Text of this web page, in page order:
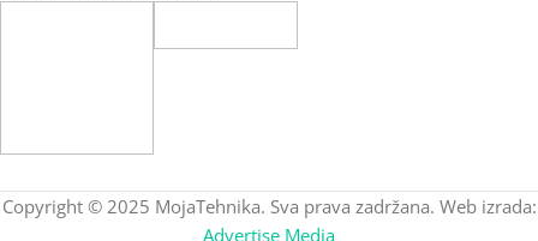
Copyright © 2025 MojaTehnika. Sva prava zadržana. Web izrada:
Advertise Media